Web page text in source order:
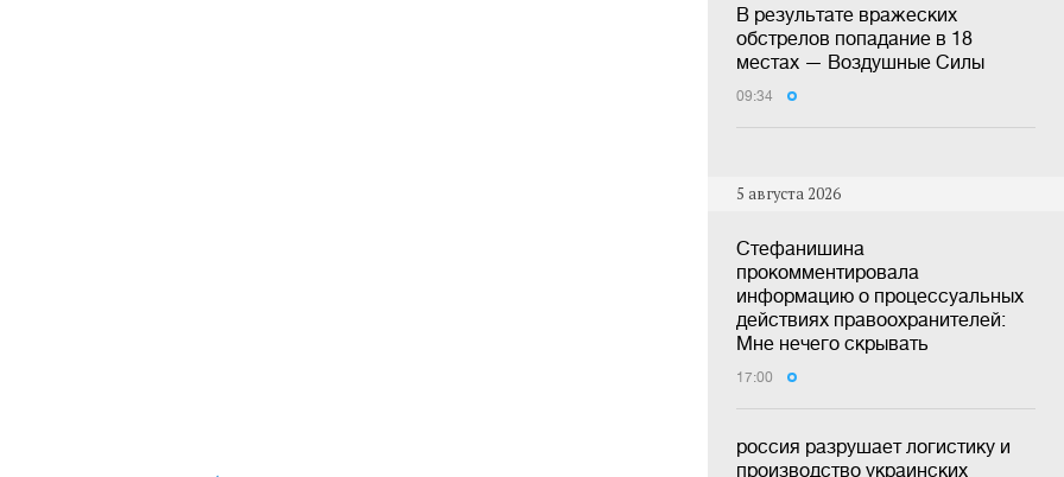
В результате вражеских
обстрелов попадание в 18
местах — Воздушные Силы
09:34
5 августа 2026
Стефанишина
прокомментировала
информацию о процессуальных
действиях правоохранителей:
Мне нечего скрывать
17:00
россия разрушает логистику и
производство украинских